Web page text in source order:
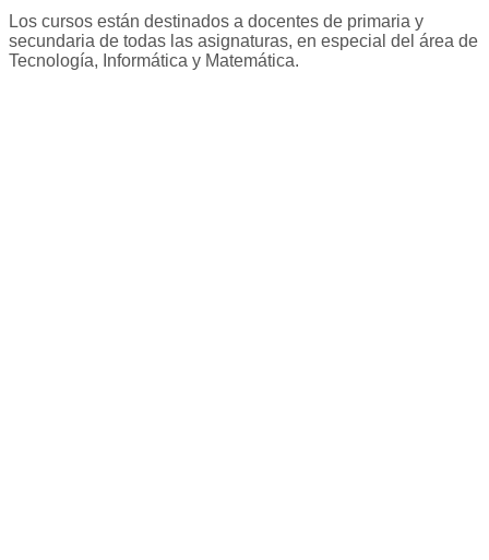
Los cursos están destinados a docentes de primaria y
secundaria de todas las asignaturas, en especial del área de
Tecnología, Informática y Matemática.